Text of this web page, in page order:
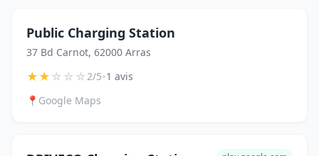
Public Charging Station
37 Bd Carnot, 62000 Arras
★★☆☆☆2/5•1 avis
📍 Google Maps